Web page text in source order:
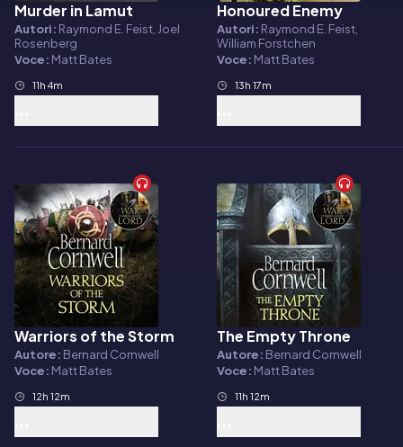
Audiolibro
Murder in Lamut
Autori: Raymond E. Feist, Joel
Rosenberg
Voce: Matt Bates
11h 4m
Audiolibro
Honoured Enemy
Autori: Raymond E. Feist,
William Forstchen
Voce: Matt Bates
13h 17m
Audiolibro
Warriors of the Storm
Autore: Bernard Cornwell
Voce: Matt Bates
12h 12m
Audiolibro
The Empty Throne
Autore: Bernard Cornwell
Voce: Matt Bates
11h 12m